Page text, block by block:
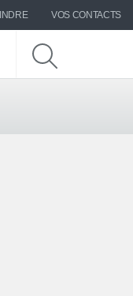
VOS CONTACTS